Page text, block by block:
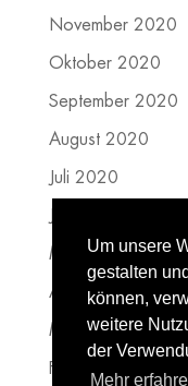
November 2020
Oktober 2020
September 2020
August 2020
Juli 2020
Mai 2020
April 2020
März 2020
Februar 2020
Um unsere
gestalten
können,
weitere
der
Mehr